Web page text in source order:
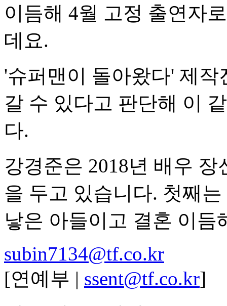
이듬해 4월 고정 출연자
데요.
'슈퍼맨이 돌아왔다' 제
갈 수 있다고 판단해 이
다.
강경준은 2018년 배우
을 두고 있습니다. 첫째
낳은 아들이고 결혼 이듬
subin7134@tf.co.kr
[연예부 | ssent@tf.co.kr]